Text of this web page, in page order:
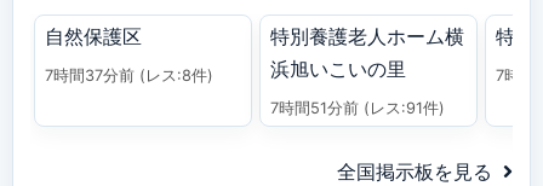
自然保護区
7時間37分前 (レス:8件)
特別養護老人ホーム横
浜旭いこいの里
7時間51分前 (レス:91件)
特養
7時間
全国掲示板を見る